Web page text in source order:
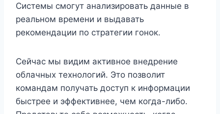
Системы смогут анализировать данные в
реальном времени и выдавать
рекомендации по стратегии гонок.
Сейчас мы видим активное внедрение
облачных технологий. Это позволит
командам получать доступ к информации
быстрее и эффективнее, чем когда-либо.